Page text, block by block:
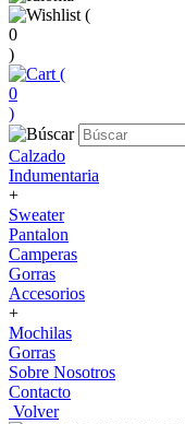
(
0
)
(
0
)
Calzado
Indumentaria
+
Sweater
Pantalon
Camperas
Gorras
Accesorios
+
Mochilas
Gorras
Sobre Nosotros
Contacto
Volver